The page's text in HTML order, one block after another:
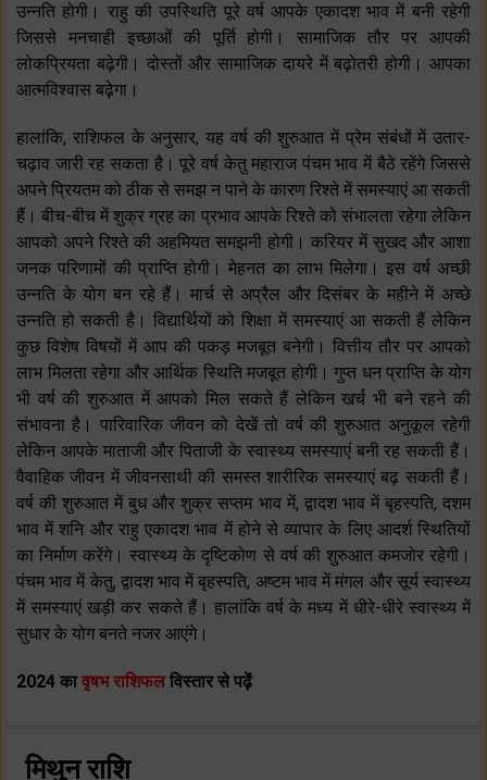
उन्नति होगी। राहु की उपस्थिति पूरे वर्ष आपके एकादश भाव में बनी रहेगी
जिससे मनचाही इच्छाओं की पूर्ति होगी। सामाजिक तौर पर आपकी
लोकप्रियता बढ़ेगी। दोस्तों और सामाजिक दायरे में बढ़ोतरी होगी। आपका
आत्मविश्वास बढ़ेगा।
हालांकि, राशिफल के अनुसार, यह वर्ष की शुरुआत में प्रेम संबंधों में उतार-
चढ़ाव जारी रह सकता है। पूरे वर्ष केतु महाराज पंचम भाव में बैठे रहेंगे जिससे
अपने प्रियतम को ठीक से समझ न पाने के कारण रिश्ते में समस्याएं आ सकती
हैं। बीच-बीच में शुक्र ग्रह का प्रभाव आपके रिश्ते को संभालता रहेगा लेकिन
आपको अपने रिश्ते की अहमियत समझनी होगी। करियर में सुखद और आशा
जनक परिणामों की प्राप्ति होगी। मेहनत का लाभ मिलेगा। इस वर्ष अच्छी
उन्नति के योग बन रहे हैं। मार्च से अप्रैल और दिसंबर के महीने में अच्छे
उन्नति हो सकती है। विद्यार्थियों को शिक्षा में समस्याएं आ सकती हैं लेकिन
कुछ विशेष विषयों में आप की पकड़ मजबूत बनेगी। वित्तीय तौर पर आपको
लाभ मिलता रहेगा और आर्थिक स्थिति मजबूत होगी। गुप्त धन प्राप्ति के योग
भी वर्ष की शुरुआत में आपको मिल सकते हैं लेकिन खर्च भी बने रहने की
संभावना है। पारिवारिक जीवन को देखें तो वर्ष की शुरुआत अनुकूल रहेगी
लेकिन आपके माताजी और पिताजी के स्वास्थ्य समस्याएं बनी रह सकती हैं।
वैवाहिक जीवन में जीवनसाथी की समस्त शारीरिक समस्याएं बढ़ सकती हैं।
वर्ष की शुरुआत में बुध और शुक्र सप्तम भाव में, द्वादश भाव में बृहस्पति, दशम
भाव में शनि और राहु एकादश भाव में होने से व्यापार के लिए आदर्श स्थितियों
का निर्माण करेंगे। स्वास्थ्य के दृष्टिकोण से वर्ष की शुरुआत कमजोर रहेगी।
पंचम भाव में केतु, द्वादश भाव में बृहस्पति, अष्टम भाव में मंगल और सूर्य स्वास्थ्य
में समस्याएं खड़ी कर सकते हैं। हालांकि वर्ष के मध्य में धीरे-धीरे स्वास्थ्य में
सुधार के योग बनते नजर आएंगे।
2024 कावृषभ राशिफलविस्तार से पढ़ें
मिथुन राशि